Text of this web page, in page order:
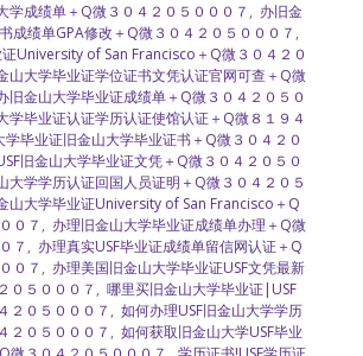
学成绩单＋Q微３０４２０５０００７ , 办旧金
成绩单GPA修改＋Q微３０４２０５０００７ ,
University of San Francisco＋Q微３０４２０
山大学毕业证学位证书文凭认证官网可查＋Q微
旧金山大学毕业证成绩单＋Q微３０４２０５０
学毕业证认证学历认证使馆认证＋Q微８１９４
学毕业证旧金山大学毕业证书＋Q微３０４２０
旧金山大学毕业证文凭＋Q微３０４２０５０
大学学历认证回国人员证明＋Q微３０４２０５
山大学毕业证University of San Francisco＋Q
０７ , 办理旧金山大学毕业证成绩单办理＋Q微
７ , 办理真实USF毕业证成绩单留信网认证＋Q
０７ , 办理美国旧金山大学毕业证USF文凭最新
０５０００７ , 哪里买旧金山大学毕业证|USF
２０５０００７ , 如何办理USF旧金山大学学历
２０５０００７ , 如何获取旧金山大学USF毕业